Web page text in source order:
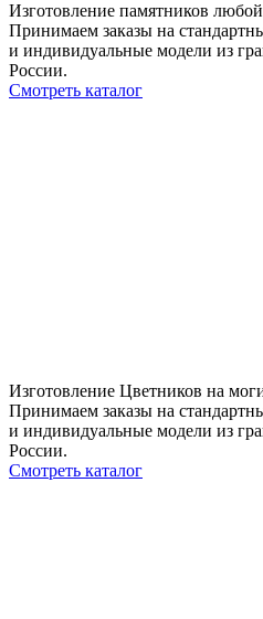
Изготовление памятников
Принимаем заказы на
и индивидуальные модели из
России.
Смотреть каталог
Изготовление Цветников на
Принимаем заказы на
и индивидуальные модели из
России.
Смотреть каталог